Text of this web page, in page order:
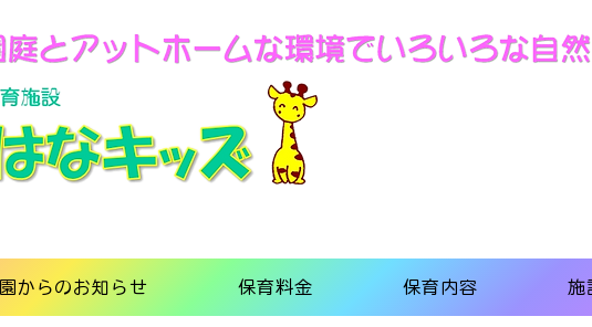
園からのお知らせ 保育料金 保育内容 施